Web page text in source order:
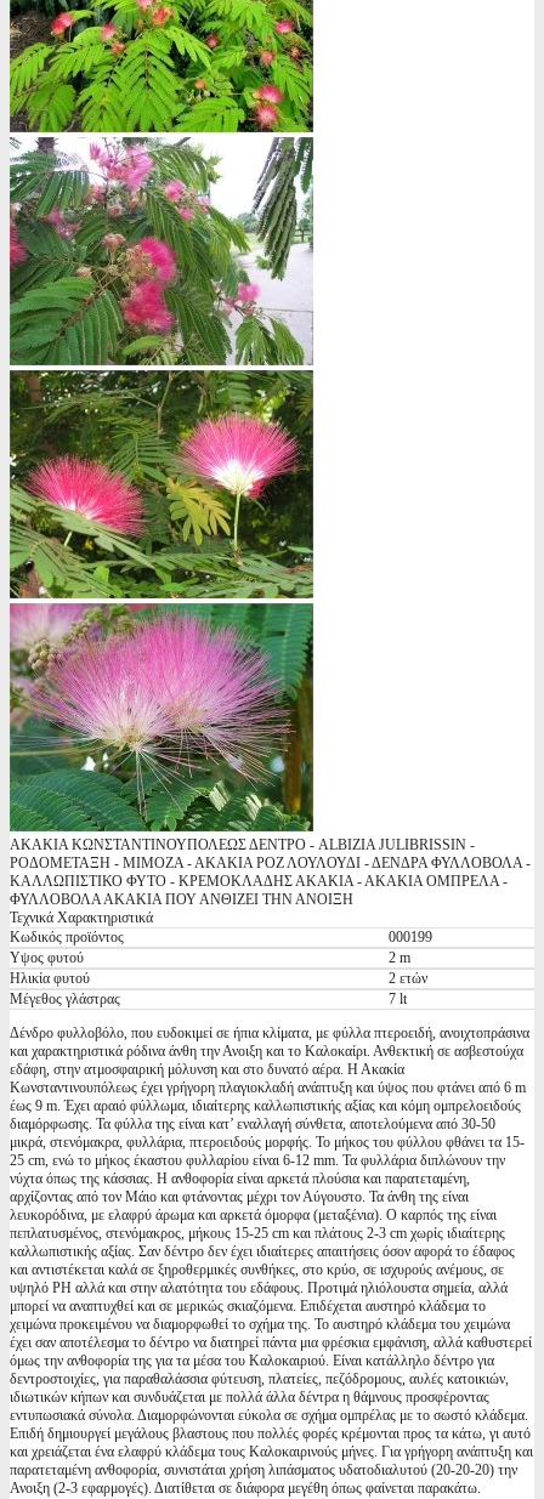
ΑΚΑΚΙΑ ΚΩΝΣΤΑΝΤΙΝΟΥΠΟΛΕΩΣ ΔΕΝΤΡΟ - ALBIZIA JULIBRISSIN -
ΡΟΔΟΜΕΤΑΞΗ - ΜΙΜΟΖΑ - ΑΚΑΚΙΑ ΡΟΖ ΛΟΥΛΟΥΔΙ - ΔΕΝΔΡΑ ΦΥΛΛΟΒΟΛΑ -
ΚΑΛΛΩΠΙΣΤΙΚΟ ΦΥΤΟ - ΚΡΕΜΟΚΛΑΔΗΣ ΑΚΑΚΙΑ - ΑΚΑΚΙΑ ΟΜΠΡΕΛΑ -
ΦΥΛΛΟΒΟΛΑ ΑΚΑΚΙΑ ΠΟΥ ΑΝΘΙΖΕΙ ΤΗΝ ΑΝΟΙΞΗ
Τεχνικά Χαρακτηριστικά
Κωδικός προϊόντος
000199
Υψος φυτού
2 m
Ηλικία φυτού
2 ετών
Μέγεθος γλάστρας
7 lt
Δένδρο φυλλοβόλο, που ευδοκιμεί σε ήπια κλίματα, με φύλλα πτεροειδή, ανοιχτοπράσινα
και χαρακτηριστικά ρόδινα άνθη την Ανοιξη και το Καλοκαίρι. Ανθεκτική σε ασβεστούχα
εδάφη, στην ατμοσφαιρική μόλυνση και στο δυνατό αέρα. Η Ακακία
Κωνσταντινουπόλεως έχει γρήγορη πλαγιοκλαδή ανάπτυξη και ύψος που φτάνει από 6 m
έως 9 m. Έχει αραιό φύλλωμα, ιδιαίτερης καλλωπιστικής αξίας και κόμη ομπρελοειδούς
διαμόρφωσης. Τα φύλλα της είναι κατ’ εναλλαγή σύνθετα, αποτελούμενα από 30-50
μικρά, στενόμακρα, φυλλάρια, πτεροειδούς μορφής. Το μήκος του φύλλου φθάνει τα 15-
25 cm, ενώ το μήκος έκαστου φυλλαρίου είναι 6-12 mm. Τα φυλλάρια διπλώνουν την
νύχτα όπως της κάσσιας. Η ανθοφορία είναι αρκετά πλούσια και παρατεταμένη,
αρχίζοντας από τον Μάιο και φτάνοντας μέχρι τον Αύγουστο. Τα άνθη της είναι
λευκορόδινα, με ελαφρύ άρωμα και αρκετά όμορφα (μεταξένια). Ο καρπός της είναι
πεπλατυσμένος, στενόμακρος, μήκους 15-25 cm και πλάτους 2-3 cm χωρίς ιδιαίτερης
καλλωπιστικής αξίας. Σαν δέντρο δεν έχει ιδιαίτερες απαιτήσεις όσον αφορά το έδαφος
και αντιστέκεται καλά σε ξηροθερμικές συνθήκες, στο κρύο, σε ισχυρούς ανέμους, σε
υψηλό PH αλλά και στην αλατότητα του εδάφους. Προτιμά ηλιόλουστα σημεία, αλλά
μπορεί να αναπτυχθεί και σε μερικώς σκιαζόμενα. Επιδέχεται αυστηρό κλάδεμα το
χειμώνα προκειμένου να διαμορφωθεί το σχήμα της. Το αυστηρό κλάδεμα του χειμώνα
έχει σαν αποτέλεσμα το δέντρο να διατηρεί πάντα μια φρέσκια εμφάνιση, αλλά καθυστερεί
όμως την ανθοφορία της για τα μέσα του Καλοκαιριού. Είναι κατάλληλο δέντρο για
δεντροστοιχίες, για παραθαλάσσια φύτευση, πλατείες, πεζόδρομους, αυλές κατοικιών,
ιδιωτικών κήπων και συνδυάζεται με πολλά άλλα δέντρα η θάμνους προσφέροντας
εντυπωσιακά σύνολα. Διαμορφώνονται εύκολα σε σχήμα ομπρέλας με το σωστό κλάδεμα.
Επιδή δημιουργεί μεγάλους βλαστους που πολλές φορές κρέμονται προς τα κάτω, γι αυτό
και χρειάζεται ένα ελαφρύ κλάδεμα τους Καλοκαιρινούς μήνες. Για γρήγορη ανάπτυξη και
παρατεταμένη ανθοφορία, συνιστάται χρήση λιπάσματος υδατοδιαλυτού (20-20-20) την
Ανοιξη (2-3 εφαρμογές). Διατίθεται σε διάφορα μεγέθη όπως φαίνεται παρακάτω.